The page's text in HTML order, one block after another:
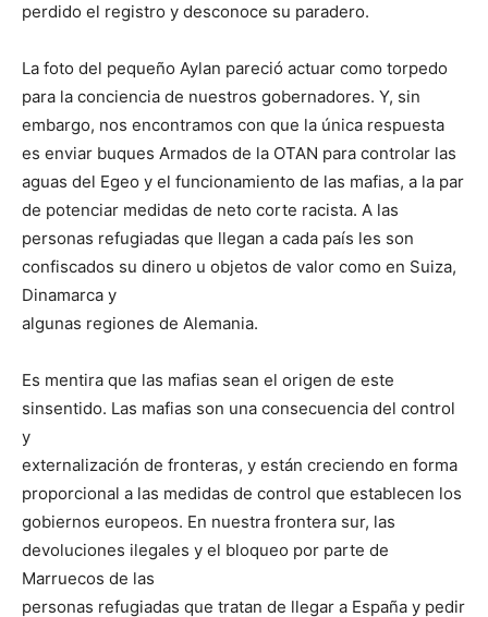
perdido el registro y desconoce su paradero.
La foto del pequeño Aylan pareció actuar como torpedo
para la conciencia de nuestros gobernadores. Y, sin
embargo, nos encontramos con que la única respuesta
es enviar buques Armados de la OTAN para controlar las
aguas del Egeo y el funcionamiento de las mafias, a la par
de potenciar medidas de neto corte racista. A las
personas refugiadas que llegan a cada país les son
confiscados su dinero u objetos de valor como en Suiza,
Dinamarca y
algunas regiones de Alemania.
Es mentira que las mafias sean el origen de este
sinsentido. Las mafias son una consecuencia del control
y
externalización de fronteras, y están creciendo en forma
proporcional a las medidas de control que establecen los
gobiernos europeos. En nuestra frontera sur, las
devoluciones ilegales y el bloqueo por parte de
Marruecos de las
personas refugiadas que tratan de llegar a España y pedir